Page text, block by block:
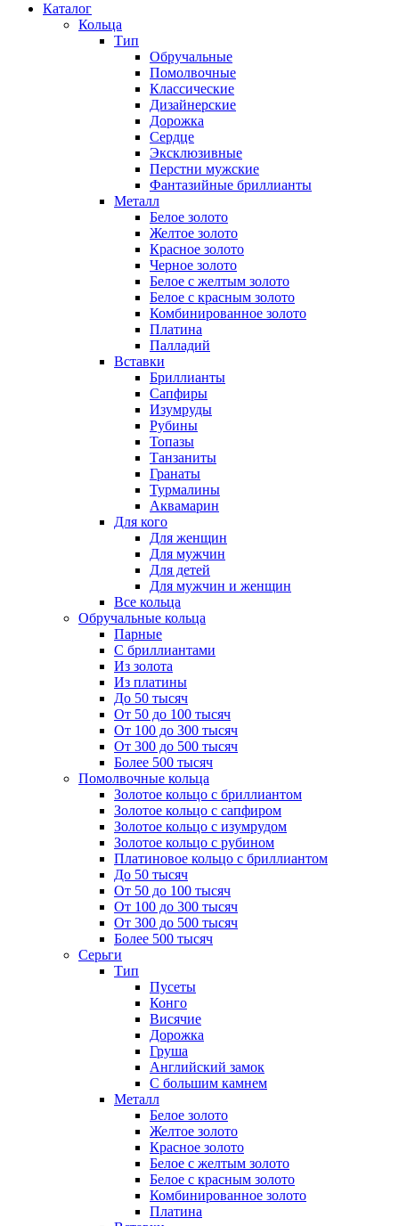
Каталог
Кольца
Тип
Обручальные
Помолвочные
Классические
Дизайнерские
Дорожка
Сердце
Эксклюзивные
Перстни мужские
Фантазийные бриллианты
Металл
Белое золото
Желтое золото
Красное золото
Черное золото
Белое с желтым золото
Белое с красным золото
Комбинированное золото
Платина
Палладий
Вставки
Бриллианты
Сапфиры
Изумруды
Рубины
Топазы
Танзаниты
Гранаты
Турмалины
Аквамарин
Для кого
Для женщин
Для мужчин
Для детей
Для мужчин и женщин
Все кольца
Обручальные кольца
Парные
С бриллиантами
Из золота
Из платины
До 50 тысяч
От 50 до 100 тысяч
От 100 до 300 тысяч
От 300 до 500 тысяч
Более 500 тысяч
Помолвочные кольца
Золотое кольцо с бриллиантом
Золотое кольцо с сапфиром
Золотое кольцо с изумрудом
Золотое кольцо с рубином
Платиновое кольцо с бриллиантом
До 50 тысяч
От 50 до 100 тысяч
От 100 до 300 тысяч
От 300 до 500 тысяч
Более 500 тысяч
Серьги
Тип
Пусеты
Конго
Висячие
Дорожка
Груша
Английский замок
С большим камнем
Металл
Белое золото
Желтое золото
Красное золото
Белое с желтым золото
Белое с красным золото
Комбинированное золото
Платина